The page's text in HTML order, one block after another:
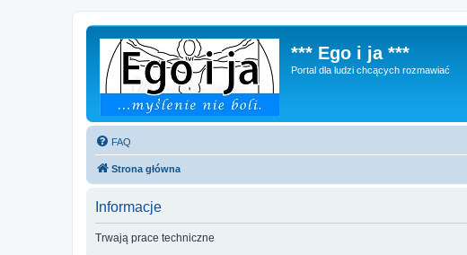
*** Ego i ja ***
Portal dla ludzi chcących rozmawiać
FAQ
Strona główna
Informacje
Trwają prace techniczne